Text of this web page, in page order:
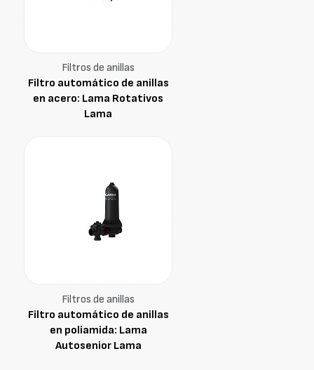
Filtros de anillas
Filtro automático de anillas
en acero: Lama Rotativos
Lama
Filtros de anillas
Filtro automático de anillas
en poliamida: Lama
Autosenior Lama